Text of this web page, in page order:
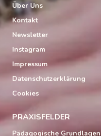
Über Uns
Kontakt
Newsletter
Instagram
Impressum
Datenschutzerklärung
Cookies
PRAXISFELDER
Pädagogische Grundlagen